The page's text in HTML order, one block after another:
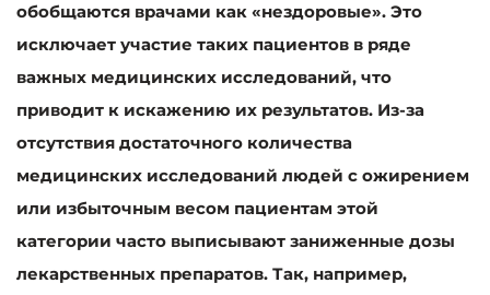
обобщаются врачами как «нездоровые». Это
исключает участие таких пациентов в ряде
важных медицинских исследований, что
приводит к искажению их результатов. Из-за
отсутствия достаточного количества
медицинских исследований людей с ожирением
или избыточным весом пациентам этой
категории часто выписывают заниженные дозы
лекарственных препаратов. Так, например,